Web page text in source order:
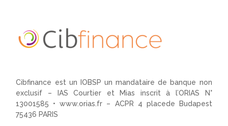
Cibfinance est un IOBSP un mandataire de banque non
exclusif – IAS Courtier et Mias inscrit à l’ORIAS N°
13001585 •www.orias.fr – ACPR 4 placede Budapest
75436 PARIS